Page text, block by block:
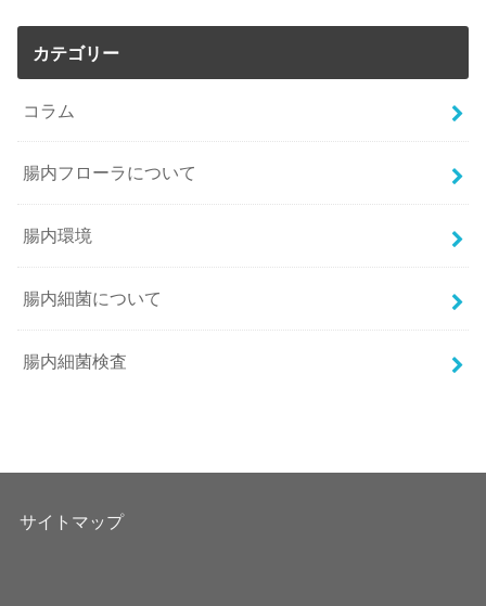
カテゴリー
コラム
腸内フローラについて
腸内環境
腸内細菌について
腸内細菌検査
サイトマップ